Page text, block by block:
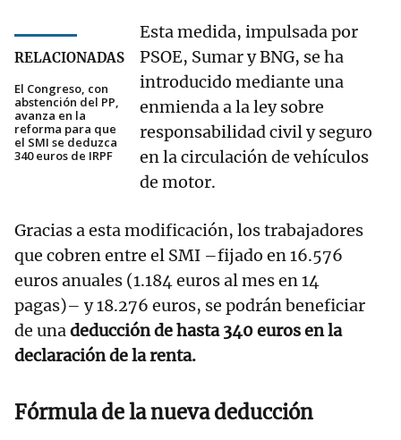
RELACIONADAS
El Congreso, con
abstención del PP,
avanza en la
reforma para que
el SMI se deduzca
340 euros de IRPF
Esta medida, impulsada por
PSOE, Sumar y BNG, se ha
introducido mediante una
enmienda a la ley sobre
responsabilidad civil y seguro
en la circulación de vehículos
de motor.
Gracias a esta modificación, los trabajadores
que cobren entre el SMI –fijado en 16.576
euros anuales (1.184 euros al mes en 14
pagas)– y 18.276 euros, se podrán beneficiar
de unadeducción de hasta 340 euros en la
declaración de la renta.
Fórmula de la nueva deducción